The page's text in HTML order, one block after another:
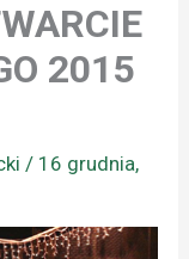
2015
/ 16 grudnia,